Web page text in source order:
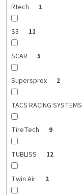
Rtech 1
S3 11
SCAR 5
Supersprox 2
TACS RACING SYSTEMS
TireTech 9
TUBLISS 12
Twin Air 2